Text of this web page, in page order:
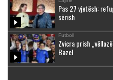
Pas 27 vjetësh:
sërish
Futboll
Zvicra prish
Bazel